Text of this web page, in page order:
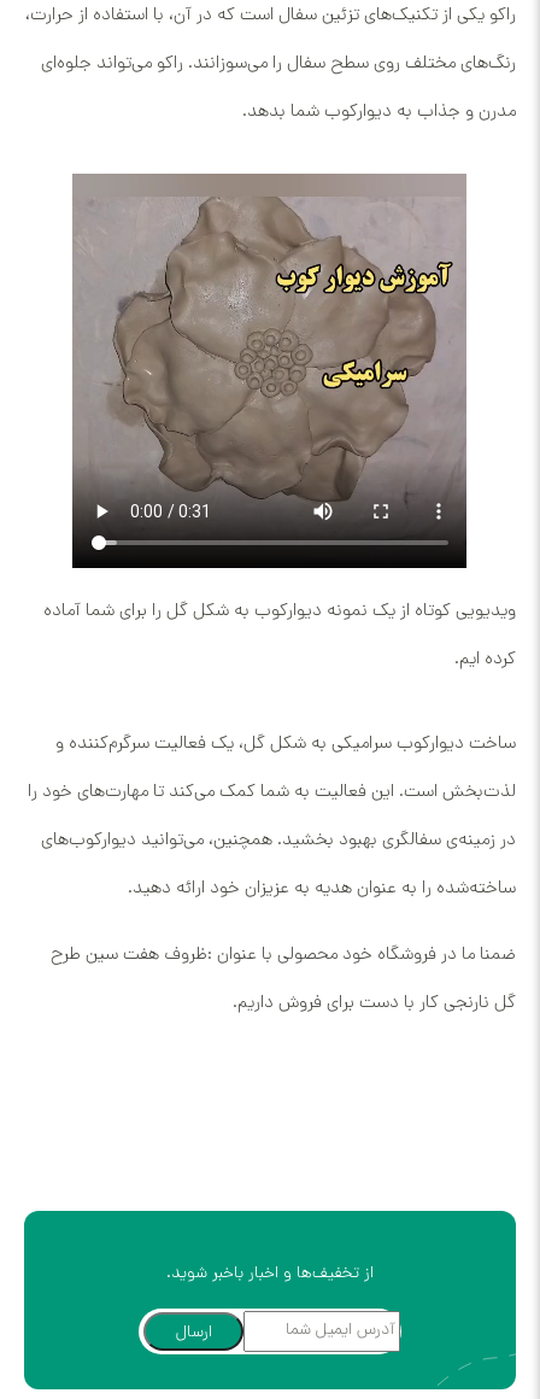
راکو یکی از تکنیک‌های تزئین سفال است که در آن، با استفاده از حرارت،
رنگ‌های مختلف روی سطح سفال را می‌سوزانند. راکو می‌تواند جلوه‌ای
مدرن و جذاب به دیوارکوب شما بدهد.
ویدیویی کوتاه از یک نمونه دیوارکوب به شکل گل را برای شما آماده
کرده ایم.
ساخت دیوارکوب سرامیکی به شکل گل، یک فعالیت سرگرم‌کننده و
لذت‌بخش است. این فعالیت به شما کمک می‌کند تا مهارت‌های خود را
در زمینه‌ی سفالگری بهبود بخشید. همچنین، می‌توانید دیوارکوب‌های
ساخته‌شده را به عنوان هدیه به عزیزان خود ارائه دهید.
ضمنا ما در فروشگاه خود محصولی با عنوان :ظروف هفت سین طرح
گل نارنجی کار با دست برای فروش داریم.
از تخفیف‌ها و اخبار باخبر شوید.
ارسال